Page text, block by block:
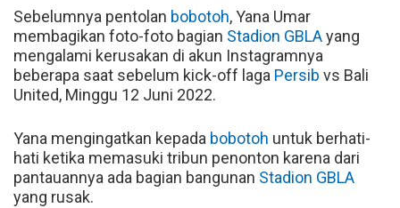
Sebelumnya pentolan bobotoh, Yana Umar
membagikan foto-foto bagian Stadion GBLAyang
mengalami kerusakan di akun Instagramnya
beberapa saat sebelum kick-off laga Persib vs Bali
United, Minggu 12 Juni 2022.
Yana mengingatkan kepada bobotoh untuk berhati-
hati ketika memasuki tribun penonton karena dari
pantauannya ada bagian bangunan Stadion GBLA
yang rusak.